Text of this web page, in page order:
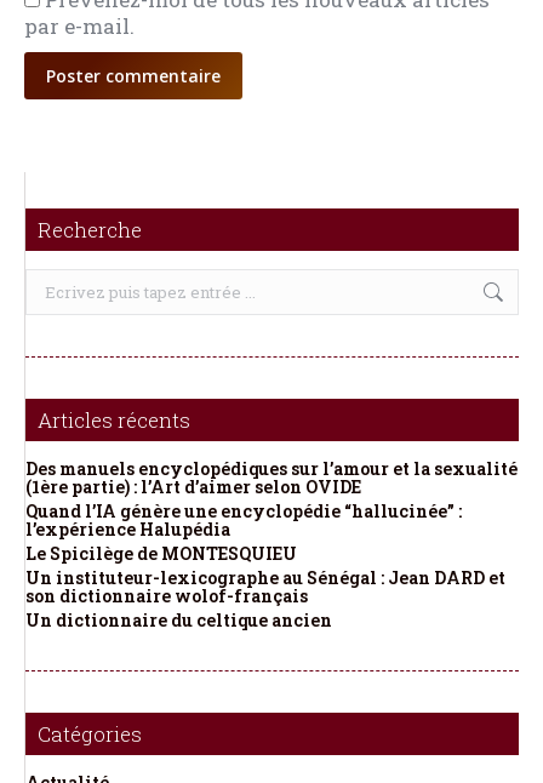
par e-mail.
Poster commentaire
Recherche
Recherche
Articles récents
Des manuels encyclopédiques sur l’amour et la sexualité
(1ère partie) : l’Art d’aimer selon OVIDE
Quand l’IA génère une encyclopédie “hallucinée” :
l’expérience Halupédia
Le Spicilège de MONTESQUIEU
Un instituteur-lexicographe au Sénégal : Jean DARD et
son dictionnaire wolof-français
Un dictionnaire du celtique ancien
Catégories